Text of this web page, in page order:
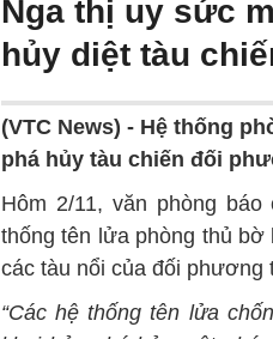
Nga thị uy sức
hủy diệt tàu
(VTC News) - Hệ thống
phá hủy tàu chiến đối
Hôm 2/11, văn phòng
thống tên lửa phòng thủ
các tàu nổi của đối phương
“Các hệ thống tên lửa